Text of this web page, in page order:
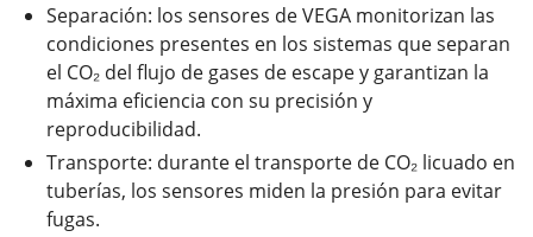
Separación: los sensores de VEGA monitorizan las
condiciones presentes en los sistemas que separan
el CO₂ del flujo de gases de escape y garantizan la
máxima eficiencia con su precisión y
reproducibilidad.
Transporte: durante el transporte de CO₂ licuado en
tuberías, los sensores miden la presión para evitar
fugas.